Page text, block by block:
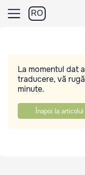
RO
La momentul dat
traducere, vă
minute.
Înapoi la articolul